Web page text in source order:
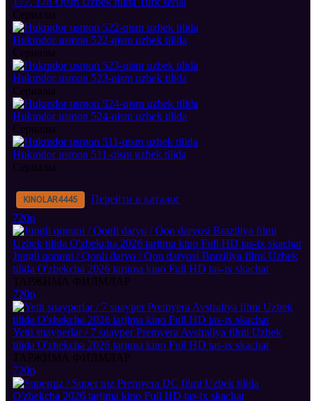
Сериалы
Hukmdor usmon 522-qism uzbek tilida
Сериалы
Hukmdor usmon 523-qism uzbek tilida
Сериалы
Hukmdor usmon 524-qism uzbek tilida
Сериалы
Hukmdor usmon 511-qism uzbek tilida
Сериалы
KINOLAR4445
Перейти в каталог
720p
Jungli qonuni / Qonli daryo / Qon daryosi Braziliya filmi Uzbek
tilida O'zbekcha 2026 tarjima kino Full HD tas-ix skachat
ТАРЖИМА ФИЛМЛАР
720p
Yetti snayperlar / 7 snayper Premyera Avstraliya filmi Uzbek
tilida O'zbekcha 2026 tarjima kino Full HD tas-ix skachat
ТАРЖИМА ФИЛМЛАР
720p